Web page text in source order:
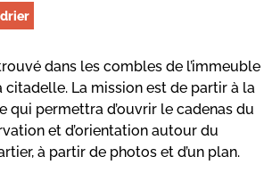
dans les combles de l’immeuble
citadelle. La mission est de partir à la
qui permettra d’ouvrir le cadenas du
et d’orientation autour du
à partir de photos et d’un plan.